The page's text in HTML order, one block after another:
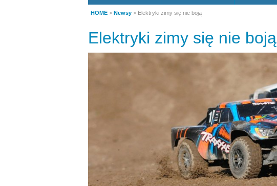
HOME > Newsy > Elektryki zimy się nie boją
Elektryki zimy się nie boją